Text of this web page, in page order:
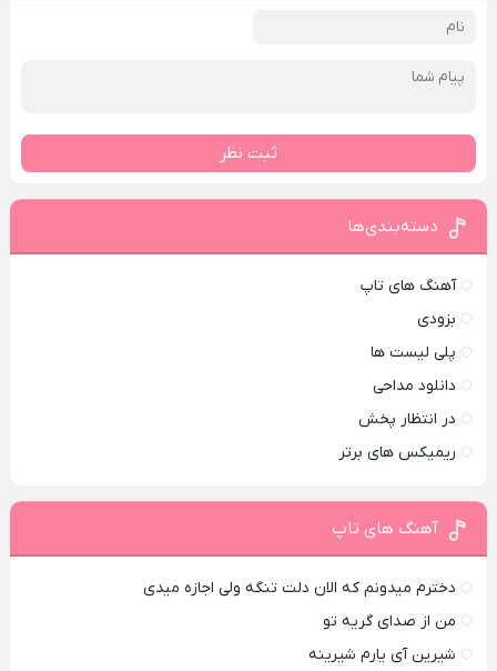
ثبت نظر
دسته‌بندی‌ها
آهنگ های تاپ
بزودی
پلی لیست ها
دانلود مداحی
در انتظار پخش
ریمیکس های برتر
آهنگ های تاپ
دخترم میدونم که الان دلت تنگه ولی اجازه میدی
من از صدای گريه تو
شیرین آی یارم شیرینه